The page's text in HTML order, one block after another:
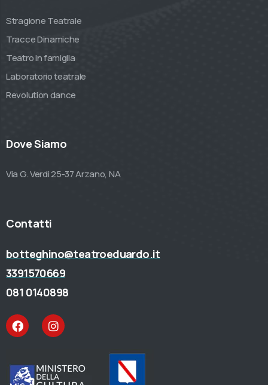
Stragione Teatrale
Tracce Dinamiche
Teatro in famiglia
Laboratorio teatrale
Revolution dance
Dove Siamo
Via G. Verdi 25-37 Arzano, NA
Contatti
botteghino@teatroeduardo.it
3391570669
081 0140898